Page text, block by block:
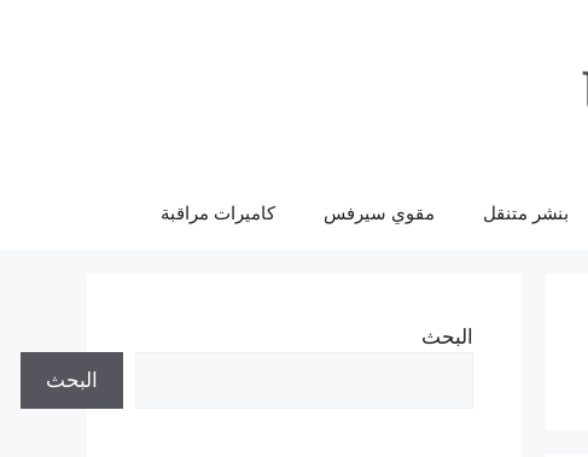
بنشر متنقل مقوي سيرفس كاميرات مراقبة
البحث
البحث